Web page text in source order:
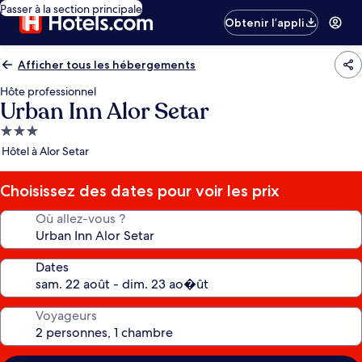
Passer à la section principale
Obtenir l’appli
Afficher tous les hébergements
Hôte professionnel
Urban Inn Alor Setar
Hébergement
3.0 étoiles
Hôtel à Alor Setar
Choisissez des dates pour voir les prix
Où allez-vous ?
Dates
Voyageurs